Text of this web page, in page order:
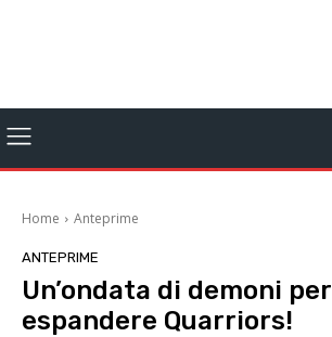
Home Anteprime
ANTEPRIME
Un’ondata di demoni per
espandere Quarriors!